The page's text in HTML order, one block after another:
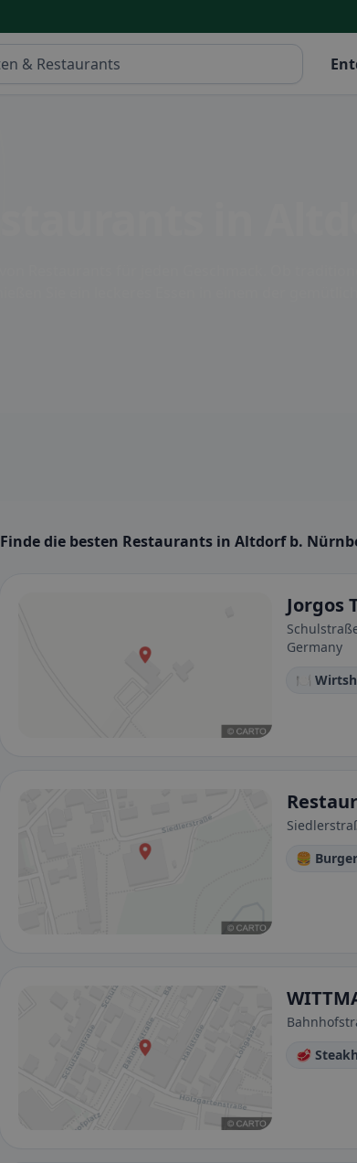
Finde die besten Restaurants in Altdorf b.
Jorgos
Germany
🍽️
🍔 Burger
🥩